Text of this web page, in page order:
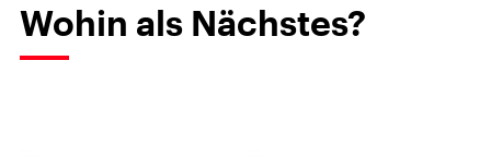
Wohin als Nächstes?